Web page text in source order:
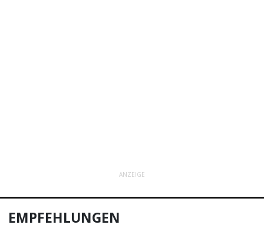
ANZEIGE
EMPFEHLUNGEN